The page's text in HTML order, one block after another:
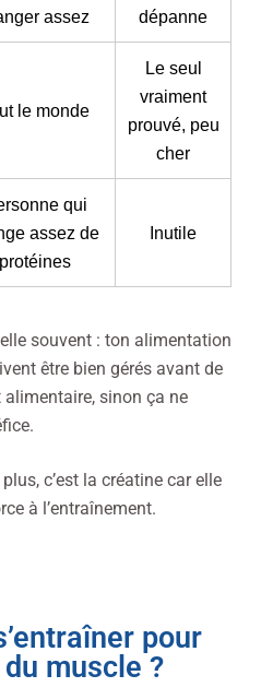
assez
dépanne
le monde
Le seul
vraiment
prouvé, peu
cher
qui
assez de
protéines
Inutile
souvent : ton alimentation
être bien gérés avant de
sinon ça ne
c’est la créatine car elle
à l’entraînement.
pour
muscle ?